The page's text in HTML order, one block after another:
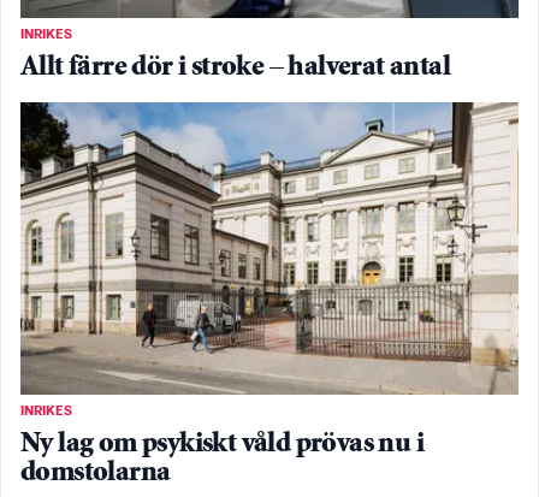
INRIKES
Allt färre dör i stroke – halverat antal
INRIKES
Ny lag om psykiskt våld prövas nu i
domstolarna